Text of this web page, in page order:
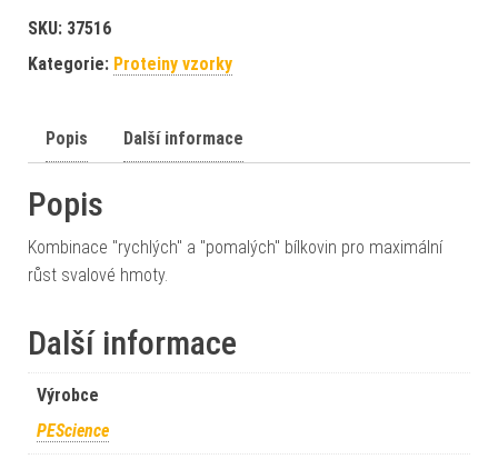
SKU: 37516
Kategorie: Proteiny vzorky
Popis Další informace
Popis
Kombinace "rychlých" a "pomalých" bílkovin pro maximální
růst svalové hmoty.
Další informace
Výrobce
PEScience